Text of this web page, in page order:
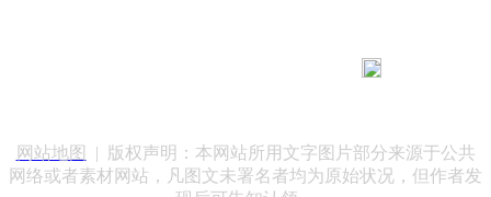
网站地图
| 版权声明：本网站所用文字图片部分来源于公共
网络或者素材网站，凡图文未署名者均为原始状况，但作者发